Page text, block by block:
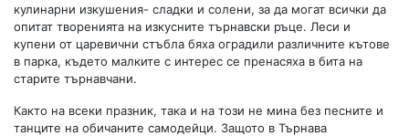
кулинарни изкушения- сладки и солени, за да могат всички да
опитат творенията на изкусните търнавски ръце. Леси и
купени от царевични стъбла бяха оградили различните кътове
в парка, където малките с интерес се пренасяха в бита на
старите търнавчани.
Както на всеки празник, така и на този не мина без песните и
танците на обичаните самодейци. Защото в Търнава